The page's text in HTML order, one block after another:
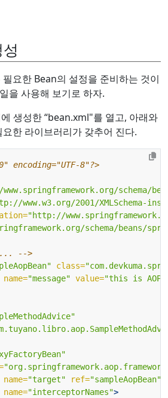
요한 Bean의 설정을 준비하는 것이
을 사용해 보기로 하자.
생성한 “bean.xml"를 열고, 아래와
한 라이브러리가 갖추어 진다.
encoding="UTF-8"?>
schema/
www.w3.org/2001/XMLSchema-
schema/beans/
-->
class=
name="message" value="this is AOP
name="target" ref="sampleAopBean"
name="interceptorNames">